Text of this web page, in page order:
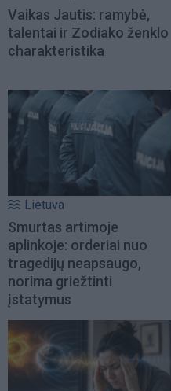
Vaikas Jautis: ramybė,
talentai ir Zodiako ženklo
charakteristika
Lietuva
Smurtas artimoje
aplinkoje: orderiai nuo
tragedijų neapsaugo,
norima griežtinti
įstatymus